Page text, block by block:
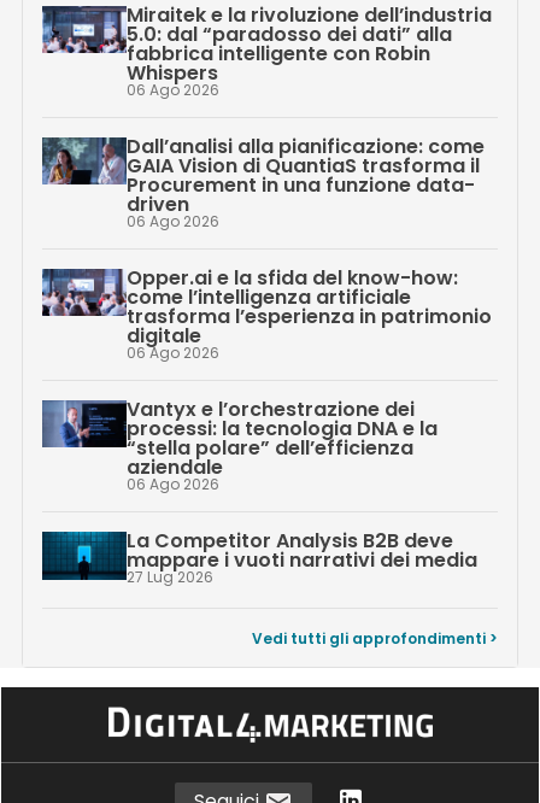
Miraitek e la rivoluzione dell’industria
5.0: dal “paradosso dei dati” alla
fabbrica intelligente con Robin
Whispers
06 Ago 2026
Dall’analisi alla pianificazione: come
GAIA Vision di QuantiaS trasforma il
Procurement in una funzione data-
driven
06 Ago 2026
Opper.ai e la sfida del know-how:
come l’intelligenza artificiale
trasforma l’esperienza in patrimonio
digitale
06 Ago 2026
Vantyx e l’orchestrazione dei
processi: la tecnologia DNA e la
“stella polare” dell’efficienza
aziendale
06 Ago 2026
La Competitor Analysis B2B deve
mappare i vuoti narrativi dei media
27 Lug 2026
Vedi tutti gli approfondimenti >